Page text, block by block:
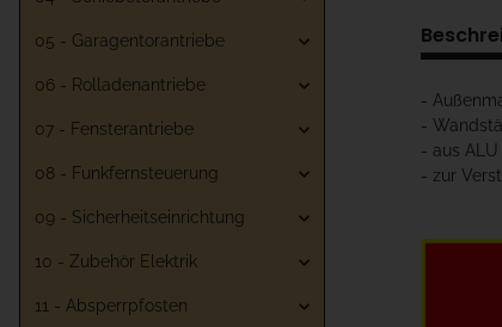
-
-
- aus ALU
- zur
05 - Garagentorantriebe
06 - Rolladenantriebe
07 - Fensterantriebe
08 - Funkfernsteuerung
09 - Sicherheitseinrichtung
10 - Zubehör Elektrik
11 - Absperrpfosten